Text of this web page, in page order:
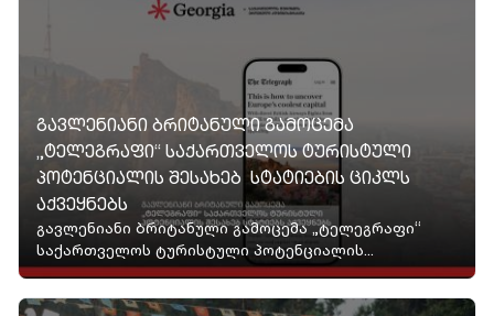
ᲒᲐᲕᲚᲔᲜᲘᲐᲜᲘ ᲑᲠᲘᲢᲐᲜᲣᲚᲘ ᲒᲐᲛᲝᲪᲔᲛᲐ
„ᲢᲔᲚᲔᲒᲠᲐᲤᲘ“ ᲡᲐᲥᲐᲠᲗᲕᲔᲚᲝᲡ ᲢᲣᲠᲘᲡᲢᲣᲚᲘ
ᲞᲝᲢᲔᲜᲪᲘᲐᲚᲘᲡ ᲨᲔᲡᲐᲮᲔᲑ ᲡᲢᲐᲢᲘᲔᲑᲘᲡ ᲪᲘᲙᲚᲡ
ᲐᲥᲕᲔᲧᲜᲔᲑᲡ
გავლენიანი ბრიტანული გამოცემა „ტელეგრაფი“
საქართველოს ტურისტული პოტენციალის...